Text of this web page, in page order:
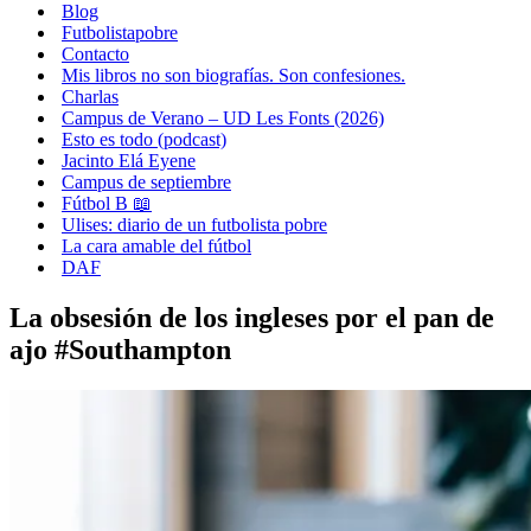
navegación
Blog
Futbolistapobre
Contacto
Mis libros no son biografías. Son confesiones.
Charlas
Campus de Verano – UD Les Fonts (2026)
Esto es todo (podcast)
Jacinto Elá Eyene
Campus de septiembre
Fútbol B 📖
Ulises: diario de un futbolista pobre
La cara amable del fútbol
DAF
La obsesión de los ingleses por el pan de
ajo #Southampton